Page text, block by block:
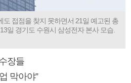
접점을 찾지 못하면서 21일 예고된 총
일 경기도 수원시 삼성전자 본사 모습.
장들
막아야”